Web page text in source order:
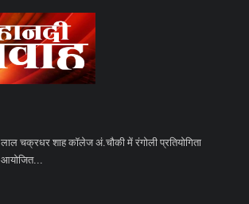
लाल चक्रधर शाह कॉलेज अं.चौकी में रंगोली प्रतियोगिता
आयोजित...